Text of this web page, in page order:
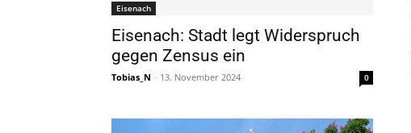
Eisenach
Eisenach: Stadt legt Widerspruch
gegen Zensus ein
Tobias_N - 13. November 2024 0